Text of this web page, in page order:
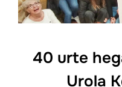
40 urte
Urola